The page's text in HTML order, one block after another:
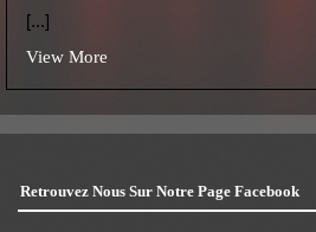
[...]
View More
Retrouvez Nous Sur Notre Page Facebook